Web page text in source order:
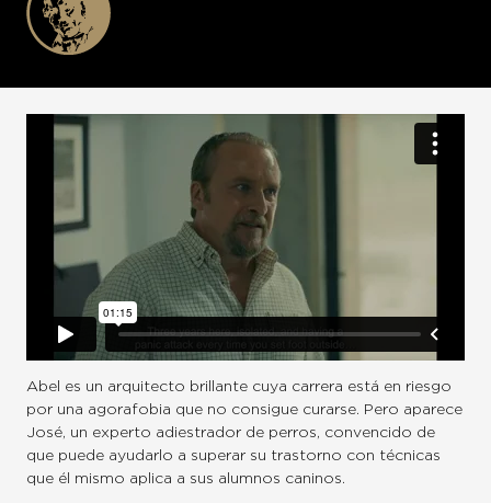
Abel es un arquitecto brillante cuya carrera está en riesgo
por una agorafobia que no consigue curarse. Pero aparece
José, un experto adiestrador de perros, convencido de
que puede ayudarlo a superar su trastorno con técnicas
que él mismo aplica a sus alumnos caninos.